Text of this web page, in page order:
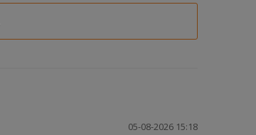
05-08-2026 15:18